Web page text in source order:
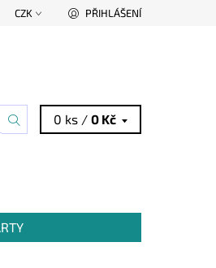
CZK PŘIHLÁŠENÍ
0 ks /0 Kč